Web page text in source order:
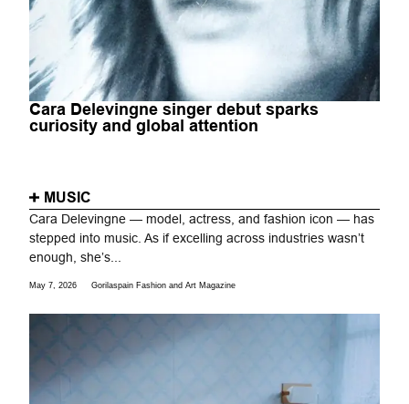
Cara Delevingne singer debut sparks
curiosity and global attention
MUSIC
Cara Delevingne — model, actress, and fashion icon — has
stepped into music. As if excelling across industries wasn’t
enough, she’s...
May 7, 2026 Gorilaspain Fashion and Art Magazine